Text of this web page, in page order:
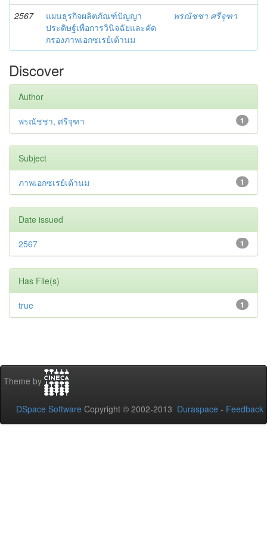
2567
แผนธุรกิจผลิตภัณฑ์ปัญญา
ประดิษฐ์เพื่อการวินิจฉัยและคัด
กรองภาพเอกซเรย์เต้านม
พรณัชชา ศรีจุฑา
Discover
Author
1
พรณัชชา, ศรีจุฑา
Subject
1
ภาพเอกซเรย์เต้านม
Date issued
1
2567
Has File(s)
1
true
Theme by
DSpace Software Copyright © 2002-2013 Duraspace - Feedback